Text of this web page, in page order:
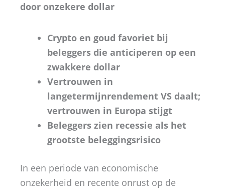
door onzekere dollar
Crypto en goud favoriet bij
beleggers die anticiperen op een
zwakkere dollar
Vertrouwen in
langetermijnrendement VS daalt;
vertrouwen in Europa stijgt
Beleggers zien recessie als het
grootste beleggingsrisico
In een periode van economische
onzekerheid en recente onrust op de